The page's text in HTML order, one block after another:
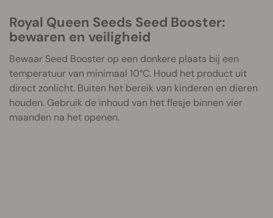
Royal Queen Seeds Seed Booster:
bewaren en veiligheid
Bewaar Seed Booster op een donkere plaats bij een
temperatuur van minimaal 10°C. Houd het product uit
direct zonlicht. Buiten het bereik van kinderen en dieren
houden. Gebruik de inhoud van het flesje binnen vier
maanden na het openen.